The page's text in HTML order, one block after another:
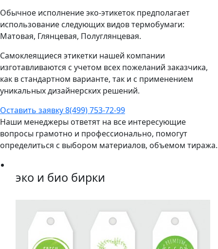
Обычное исполнение эко-этикеток предполагает
использование следующих видов термобумаги:
Матовая, Глянцевая, Полуглянцевая.
Самоклеящиеся этикетки нашей компании
изготавливаются с учетом всех пожеланий заказчика,
как в стандартном варианте, так и с применением
уникальных дизайнерских решений.
Оставить заявку8(499) 753-72-99
Наши менеджеры ответят на все интересующие
вопросы грамотно и профессионально, помогут
определиться с выбором материалов, объемом тиража.
эко и био бирки